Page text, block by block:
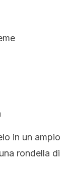
in un ampio
rondella di